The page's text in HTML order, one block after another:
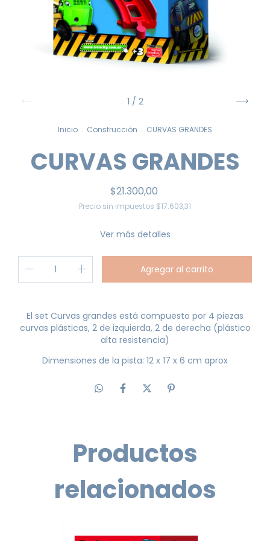
1 / 2
Inicio . Construcción . CURVAS GRANDES
CURVAS GRANDES
$21.300,00
Precio sin impuestos $17.603,31
Ver más detalles
El set Curvas grandes está compuesto por 4 piezas
curvas plásticas, 2 de izquierda, 2 de derecha (plástico
alta resistencia)
Dimensiones de la pista: 12 x 17 x 6 cm aprox
Productos
relacionados